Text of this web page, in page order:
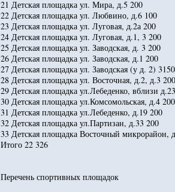
21 Детская площадка ул. Мира, д.5 200
22 Детская площадка ул. Любвино, д.6 100
23 Детская площадка ул. Луговая, д.2а 200
24 Детская площадка ул. Луговая, д.1, 3 200
25 Детская площадка ул. Заводская, д. 3 200
26 Детская площадка ул. Заводская, д.1 200
27 Детская площадка ул. Заводская (у д. 2) 3150
28 Детская площадка ул. Восточная, д.2, д.3 200
29 Детская площадка ул.Лебеденко, вблизи
30 Детская площадка ул.Комсомольская, д.4 200
31 Детская площадка ул.Лебеденко, д.19 200
32 Детская площадка ул.Партизан, д.33 200
33 Детская площадка Восточный микрорайон,
Итого 22 326
Перечень спортивных площадок